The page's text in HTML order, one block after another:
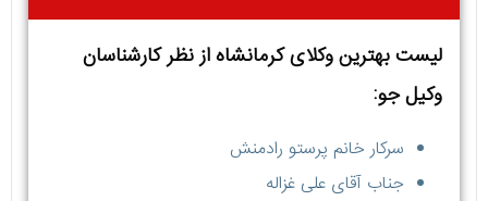
لیست بهترین وکلای کرمانشاه از نظر کارشناسان
وکیل جو:
سرکار خانم پرستو رادمنش
جناب آقای علی غزاله